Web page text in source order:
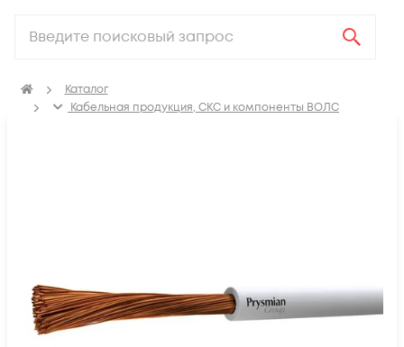
Каталог
Кабельная продукция, СКС и компоненты ВОЛС